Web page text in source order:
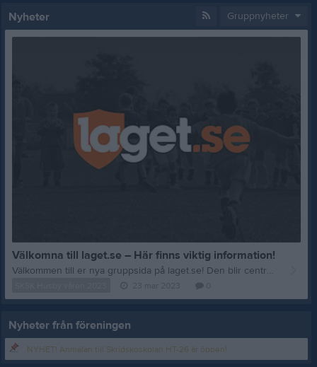
Nyheter Gruppnyheter
Välkomna till laget.se – Här finns viktig information!
Välkommen till er nya gruppsida på laget.se! Den blir central i all kommunikation mellan aktiva, ledare, föräldrar och andra intresserade. För att komma igång direkt med en bra kommunikation i och omkring gruppen finns ett antal viktiga punkter för sidans administratör: • Logga in och lägga till alla aktiva och ledare under Medlemmar. • Fylla på kalendern med alla inplanerade aktiviteter. Matcher läggs till via Serier medan träningar och andra aktiviteter läggs till via Aktiviteter. • Skriv nyheter löpande och berätta om verksamheten. I takt med att nya nyheter läggs till kommer den här nyhetstexten att försvinna. Om någon i gruppen har frågor om laget.se är man alltid välkommen att kontakta vår support på support@laget.se eller 019-15 44 00. Varmt välkomna till laget.se!
Nyheter från föreningen
NYHET! Anmälan till Skridskoskolan HT-26 är öppen!